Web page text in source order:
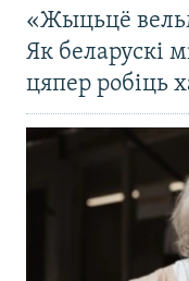
«Жыцьцё
Як беларускі
цяпер робіць